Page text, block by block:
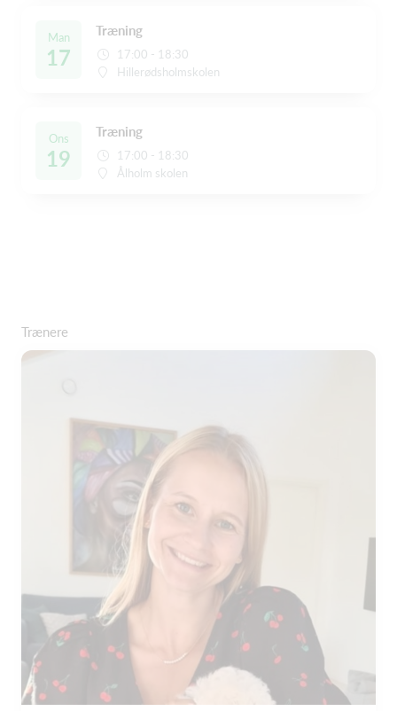
Man
17
Træning
17:00 - 18:30
Hillerødsholmskolen
Ons
19
Træning
17:00 - 18:30
Ålholm skolen
Trænere